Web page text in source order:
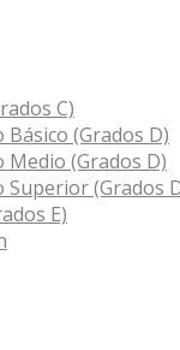
C)
(Grados D)
(Grados D)
(Grados
E)